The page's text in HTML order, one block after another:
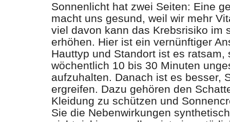
Sonnenlicht hat zwei Seiten: Eine
macht uns gesund, weil wir mehr
viel davon kann das Krebsrisiko im
erhöhen. Hier ist ein vernünftiger
Hauttyp und Standort ist es
wöchentlich 10 bis 30 Minuten
aufzuhalten. Danach ist es besser,
ergreifen. Dazu gehören den
Kleidung zu schützen und
Sie die Nebenwirkungen